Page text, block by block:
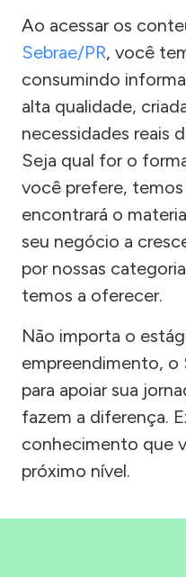
Ao acessar os
Sebrae/PR, você
consumindo
alta qualidade,
necessidades reais
Seja qual for o
você prefere,
encontrará o
seu negócio a
por nossas
temos a oferecer.
Não importa o
empreendimento, o
para apoiar sua
fazem a diferença.
conhecimento que
próximo nível.